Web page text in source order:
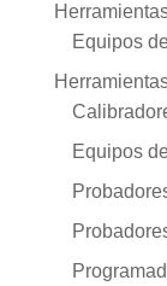
Equipos
Equipos